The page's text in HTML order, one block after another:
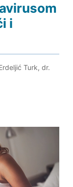
i
Turk, dr.